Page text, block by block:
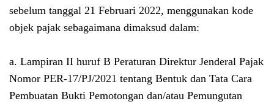
sebelum tanggal 21 Februari 2022, menggunakan kode
objek pajak sebagaimana dimaksud dalam:
a. Lampiran II huruf B Peraturan Direktur Jenderal Pajak
Nomor PER-17/PJ/2021 tentang Bentuk dan Tata Cara
Pembuatan Bukti Pemotongan dan/atau Pemungutan